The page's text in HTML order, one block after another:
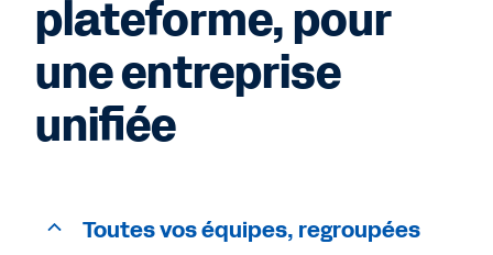
plateforme, pour
une entreprise
unifiée
Toutes vos équipes, regroupées